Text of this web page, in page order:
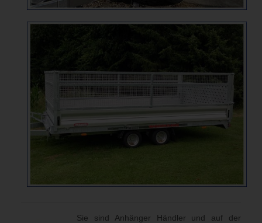
Sie sind Anhänger Händler und auf der